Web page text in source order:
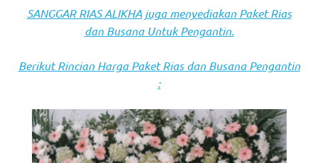
here
https://www.domainwatches.com
visit
SANGGAR RIAS ALIKHA juga menyediakan Paket Rias
dan Busana Untuk Pengantin.
Berikut Rincian Harga Paket Rias dan Busana Pengantin
: